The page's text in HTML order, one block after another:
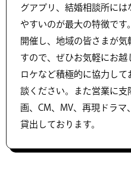
グアプリ、結婚相談所に
やすいのが最大の特徴です
開催し、地域の皆さまが
すので、ぜひお気軽にお越
ロケなど積極的に協力し
談ください。また営業に
画、CM、MV、再現ドラ
貸出しております。